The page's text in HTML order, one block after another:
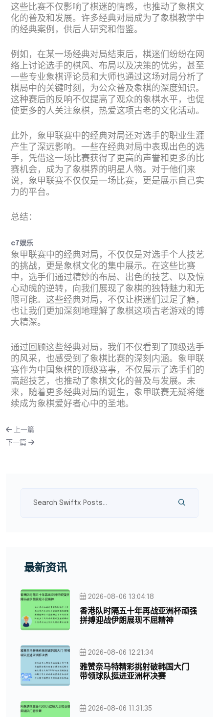
这些比赛不仅影响了棋迷的情感，也推动了象棋文
化的普及和发展。许多经典对局成为了象棋教学中
的经典案例，供后人研究和借鉴。
例如，在某一场经典对局结束后，棋迷们纷纷在网
络上讨论选手的棋风、布局以及决策的优劣，甚至
一些专业象棋评论员和大师也通过这场对局分析了
棋局中的关键时刻，为公众普及象棋的深度知识。
这种赛后的反响不仅提高了观众的象棋水平，也促
使更多的人关注象棋，热爱这项古老的文化活动。
此外，象甲联赛中的经典对局还对选手的职业生涯
产生了深远影响。一些在经典对局中表现出色的选
手，凭借这一场比赛获得了更高的声誉和更多的比
赛机会，成为了象棋界的明星人物。对于他们来
说，象甲联赛不仅仅是一场比赛，更是展示自己实
力的平台。
总结：
c7娱乐
象甲联赛中的经典对局，不仅仅是对选手个人技艺
的挑战，更是象棋文化的集中展示。在这些比赛
中，选手们通过精妙的布局、出色的技艺、以及惊
心动魄的逆转，向我们展现了象棋的独特魅力和无
限可能。这些经典对局，不仅让棋迷们过足了瘾，
也让我们更加深刻地理解了象棋这项古老游戏的博
大精深。
通过回顾这些经典对局，我们不仅看到了顶级选手
的风采，也感受到了象棋比赛的深刻内涵。象甲联
赛作为中国象棋的顶级赛事，不仅展示了选手们的
高超技艺，也推动了象棋文化的普及与发展。未
来，随着更多经典对局的诞生，象甲联赛无疑将继
续成为象棋爱好者心中的圣地。
上一篇
下一篇
最新资讯
2026-08-06 13:04:18
香港队时隔五十年再战亚洲杯顽强
拼搏迎战伊朗展现不屈精神
2026-08-06 12:21:34
雅赞奈马特精彩挑射破韩国大门
带领球队挺进亚洲杯决赛
2026-08-06 11:31:35